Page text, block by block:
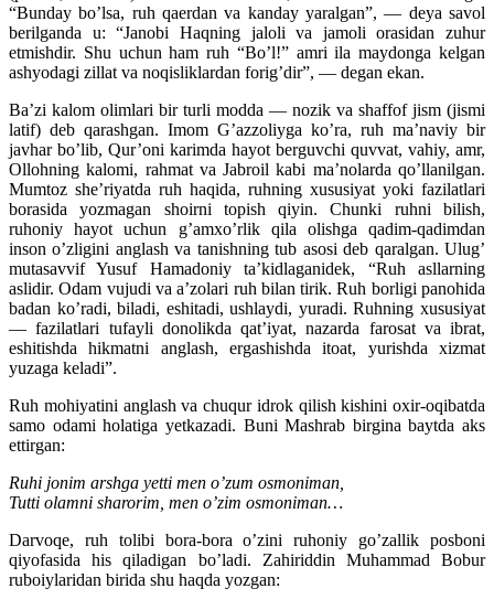
“Bunday bo’lsa, ruh qaerdan va kanday yaralgan”, — deya savol
berilganda u: “Janobi Haqning jaloli va jamoli orasidan zuhur
etmishdir. Shu uchun ham ruh “Bo’l!” amri ila maydonga kelgan
ashyodagi zillat va noqisliklardan forig’dir”, — degan ekan.
Ba’zi kalom olimlari bir turli modda — nozik va shaffof jism (jismi
latif) deb qarashgan. Imom G’azzoliyga ko’ra, ruh ma’naviy bir
javhar bo’lib, Qur’oni karimda hayot berguvchi quvvat, vahiy, amr,
Ollohning kalomi, rahmat va Jabroil kabi ma’nolarda qo’llanilgan.
Mumtoz she’riyatda ruh haqida, ruhning xususiyat yoki fazilatlari
borasida yozmagan shoirni topish qiyin. Chunki ruhni bilish,
ruhoniy hayot uchun g’amxo’rlik qila olishga qadim-qadimdan
inson o’zligini anglash va tanishning tub asosi deb qaralgan. Ulug’
mutasavvif Yusuf Hamadoniy ta’kidlaganidek, “Ruh asllarning
aslidir. Odam vujudi va a’zolari ruh bilan tirik. Ruh borligi panohida
badan ko’radi, biladi, eshitadi, ushlaydi, yuradi. Ruhning xususiyat
— fazilatlari tufayli donolikda qat’iyat, nazarda farosat va ibrat,
eshitishda hikmatni anglash, ergashishda itoat, yurishda xizmat
yuzaga keladi”.
Ruh mohiyatini anglash va chuqur idrok qilish kishini oxir-oqibatda
samo odami holatiga yetkazadi. Buni Mashrab birgina baytda aks
ettirgan:
Ruhi jonim arshga yetti men o’zum osmoniman,
Tutti olamni sharorim, men o’zim osmoniman…
Darvoqe, ruh tolibi bora-bora o’zini ruhoniy go’zallik posboni
qiyofasida his qiladigan bo’ladi. Zahiriddin Muhammad Bobur
ruboiylaridan birida shu haqda yozgan: